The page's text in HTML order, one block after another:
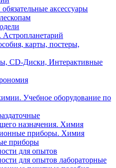
аксессуары
Астропланетарий
карты, постеры,
CD-Диски, Интерактивные
Учебное оборудование по
назначения. Химия
приборы. Химия
приборы
для опытов
для опытов лабораторные